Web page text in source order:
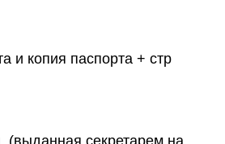
и копия паспорта + стр
(выданная секретарем на